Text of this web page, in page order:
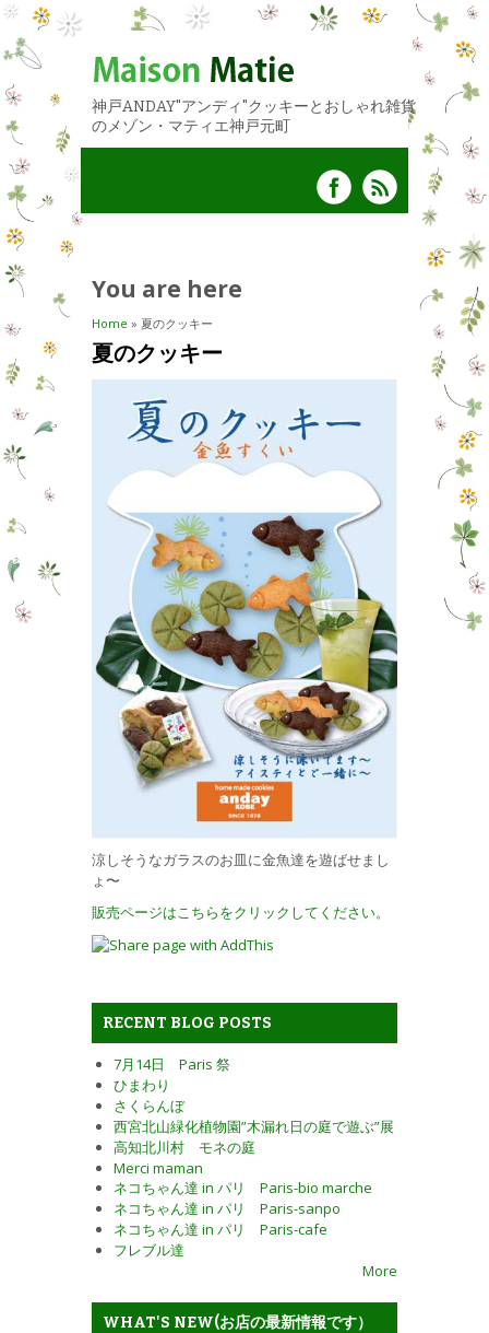
神戸ANDAY"アンディ"クッキーとおしゃれ雑貨
のメゾン・マティエ神戸元町
You are here
Home » 夏のクッキー
夏のクッキー
涼しそうなガラスのお皿に金魚達を遊ばせまし
ょ〜
販売ページはこちらをクリックしてください。
RECENT BLOG POSTS
7月14日 Paris 祭
ひまわり
さくらんぼ
西宮北山緑化植物園”木漏れ日の庭で遊ぶ”展
高知北川村 モネの庭
Merci maman
ネコちゃん達 in パリ Paris-bio marche
ネコちゃん達 in パリ Paris-sanpo
ネコちゃん達 in パリ Paris-cafe
フレブル達
More
WHAT'S NEW(お店の最新情報です）